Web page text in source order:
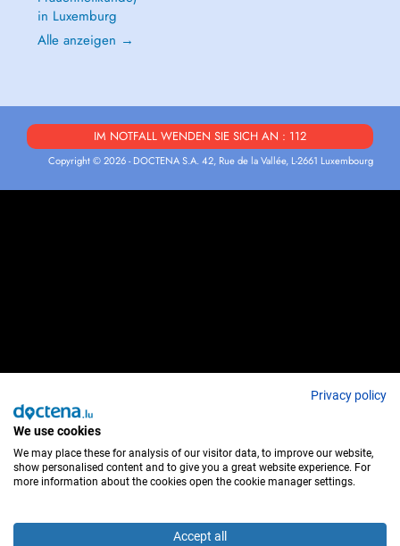
in Luxemburg
Alle anzeigen →
IM NOTFALL WENDEN SIE SICH AN : 112
Copyright © 2026 - DOCTENA S.A. 42, Rue de la Vallée, L-2661 Luxembourg
Privacy policy
We use cookies
We may place these for analysis of our visitor data, to improve our website,
show personalised content and to give you a great website experience. For
more information about the cookies open the cookie manager settings.
Accept all